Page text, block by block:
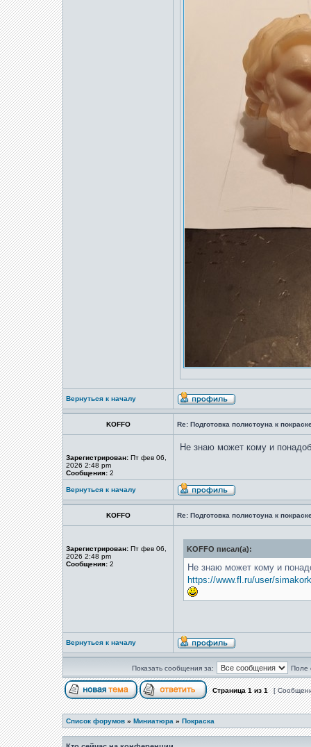
Вернуться к началу
KOFFO Re: Подготовка полистоуна к
Зарегистрирован: Пт фев 06,
2026 2:48 pm
Сообщения: 2
Не знаю может кому и
Вернуться к началу
KOFFO Re: Подготовка полистоуна к
Зарегистрирован: Пт фев 06,
2026 2:48 pm
Сообщения: 2
KOFFO писал(а):
Не знаю может кому и
https://www.fl.ru/user/
Вернуться к началу
Показать сообщения за: Поле
Страница1из1 [
Список форумов » Миниатюра » Покраска